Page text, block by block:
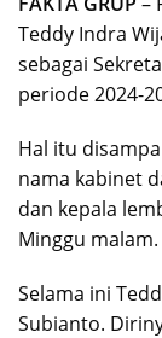
Teddy Indra
sebagai
periode 2024-
Hal itu
nama kabinet
dan kepala
Minggu malam.
Selama ini
Subianto.